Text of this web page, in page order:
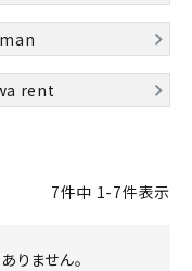
rent
7件中 1-7件表示
りません。